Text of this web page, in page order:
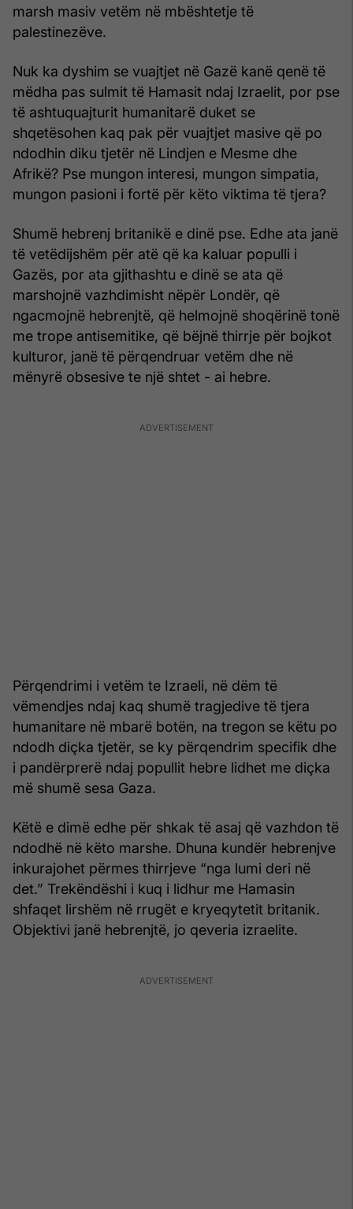
marsh masiv vetëm në mbështetje të
palestinezëve.
Nuk ka dyshim se vuajtjet në Gazë kanë qenë të
mëdha pas sulmit të Hamasit ndaj Izraelit, por pse
të ashtuquajturit humanitarë duket se
shqetësohen kaq pak për vuajtjet masive që po
ndodhin diku tjetër në Lindjen e Mesme dhe
Afrikë? Pse mungon interesi, mungon simpatia,
mungon pasioni i fortë për këto viktima të tjera?
Shumë hebrenj britanikë e dinë pse. Edhe ata janë
të vetëdijshëm për atë që ka kaluar populli i
Gazës, por ata gjithashtu e dinë se ata që
marshojnë vazhdimisht nëpër Londër, që
ngacmojnë hebrenjtë, që helmojnë shoqërinë tonë
me trope antisemitike, që bëjnë thirrje për bojkot
kulturor, janë të përqendruar vetëm dhe në
mënyrë obsesive te një shtet - ai hebre.
Përqendrimi i vetëm te Izraeli, në dëm të
vëmendjes ndaj kaq shumë tragjedive të tjera
humanitare në mbarë botën, na tregon se këtu po
ndodh diçka tjetër, se ky përqendrim specifik dhe
i pandërprerë ndaj popullit hebre lidhet me diçka
më shumë sesa Gaza.
Këtë e dimë edhe për shkak të asaj që vazhdon të
ndodhë në këto marshe. Dhuna kundër hebrenjve
inkurajohet përmes thirrjeve “nga lumi deri në
det.” Trekëndëshi i kuq i lidhur me Hamasin
shfaqet lirshëm në rrugët e kryeqytetit britanik.
Objektivi janë hebrenjtë, jo qeveria izraelite.